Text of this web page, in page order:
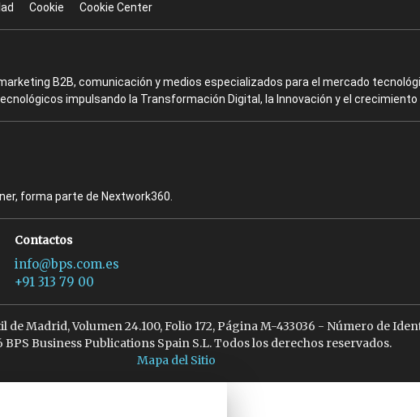
Cookie Cookie Center
B2B, comunicación y medios especializados para el mercado
impulsando la Transformación Digital, la Innovación y el crecimiento
forma parte de Nextwork360.
Contactos
info@bps.com.es
+91 313 79 00
Madrid, Volumen 24.100, Folio 172, Página M-433036 - Número de
BPS Business Publications Spain S.L. Todos los derechos reservados.
Mapa del Sitio